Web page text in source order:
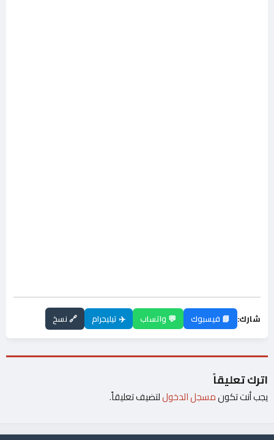
شارك: 📘 فيسبوك 💬 واتساب ✈️ تيليجرام 🔗 نسخ
اترك تعليقاً
يجب أنت تكونمسجل الدخوللتضيف تعليقاً.